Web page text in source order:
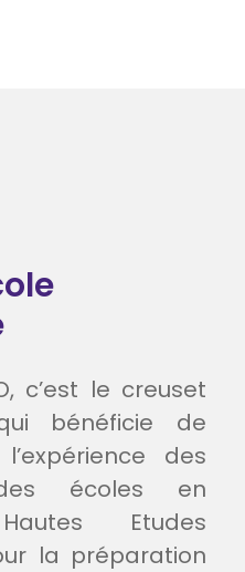
c’est le creuset
bénéficie de
des
écoles en
Etudes
la préparation